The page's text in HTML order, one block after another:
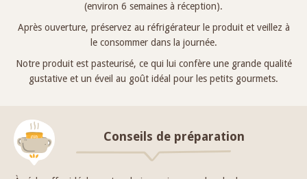
(environ 6 semaines à réception).
Après ouverture, préservez au réfrigérateur le produit et veillez à
le consommer dans la journée.
Notre produit est pasteurisé, ce qui lui confère une grande qualité
gustative et un éveil au goût idéal pour les petits gourmets.
Conseils de préparation